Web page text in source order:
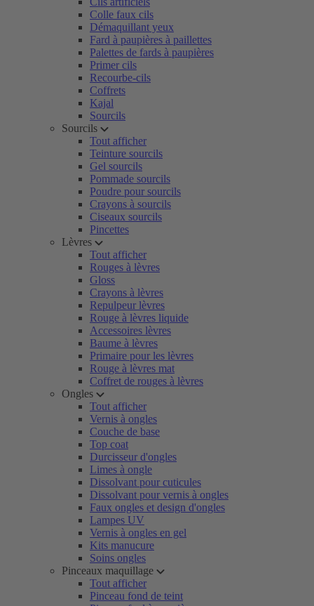
Colle faux cils
Démaquillant yeux
Fard à paupières à paillettes
Palettes de fards à paupières
Primer cils
Recourbe-cils
Coffrets
Kajal
Sourcils
Sourcils
Tout afficher
Teinture sourcils
Gel sourcils
Pommade sourcils
Poudre pour sourcils
Crayons à sourcils
Ciseaux sourcils
Pincettes
Lèvres
Tout afficher
Rouges à lèvres
Gloss
Crayons à lèvres
Repulpeur lèvres
Rouge à lèvres liquide
Accessoires lèvres
Baume à lèvres
Primaire pour les lèvres
Rouge à lèvres mat
Coffret de rouges à lèvres
Ongles
Tout afficher
Vernis à ongles
Couche de base
Top coat
Durcisseur d'ongles
Limes à ongle
Dissolvant pour cuticules
Dissolvant pour vernis à ongles
Faux ongles et design d'ongles
Lampes UV
Vernis à ongles en gel
Kits manucure
Soins ongles
Pinceaux maquillage
Tout afficher
Pinceau fond de teint